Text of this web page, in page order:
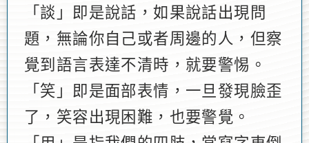
「談」即是說話，如果說話出現問
題，無論你自己或者周邊的人，但察
覺到語言表達不清時，就要警惕。
「笑」即是面部表情，一旦發現臉歪
了，笑容出現困難，也要警覺。